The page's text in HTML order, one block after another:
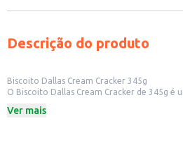
Descrição do produto
Biscoito Dallas Cream Cracker 345g
O Biscoito Dallas Cream Cracker de 345g é
de café da manhã, lanches rápidos ou para
Ver mais